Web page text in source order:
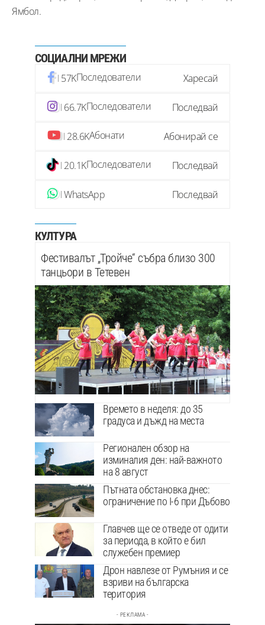
Ямбол.
СОЦИАЛНИ МРЕЖИ
57KПоследователи Харесай
66.7KПоследователи Последвай
28.6KАбонати Абонирай се
20.1KПоследователи Последвай
WhatsApp Последвай
КУЛТУРА
Фестивалът „Тройче“ събра близо 300
танцьори в Тетевен
Времето в неделя: до 35
градуса и дъжд на места
Регионален обзор на
изминалия ден: най-важното
на 8 август
Пътната обстановка днес:
ограничение по I-6 при Дъбово
Главчев ще се отведе от одити
за периода, в който е бил
служебен премиер
Дрон навлезе от Румъния и се
взриви на българска
територия
- РЕКЛАМА -